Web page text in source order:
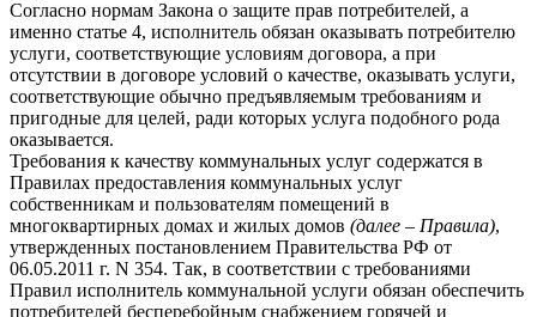
Согласно нормам Закона о защите прав потребителей, а
именно статье 4, исполнитель обязан оказывать потребителю
услуги, соответствующие условиям договора, а при
отсутствии в договоре условий о качестве, оказывать услуги,
соответствующие обычно предъявляемым требованиям и
пригодные для целей, ради которых услуга подобного рода
оказывается.
Требования к качеству коммунальных услуг содержатся в
Правилах предоставления коммунальных услуг
собственникам и пользователям помещений в
многоквартирных домах и жилых домов (далее – Правила),
утвержденных постановлением Правительства РФ от
06.05.2011 г. N 354. Так, в соответствии с требованиями
Правил исполнитель коммунальной услуги обязан обеспечить
потребителей бесперебойным снабжением горячей и